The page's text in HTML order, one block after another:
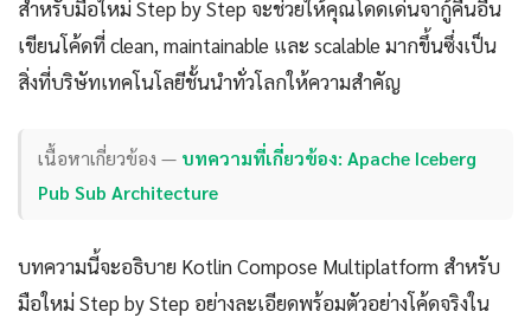
สำหรับมือใหม่ Step by Step จะช่วยให้คุณโดดเด่นจากู้คืนอื่น
เขียนโค้ดที่ clean, maintainable และ scalable มากขึ้นซึ่งเป็น
สิ่งที่บริษัทเทคโนโลยีชั้นนำทั่วโลกให้ความสำคัญ
เนื้อหาเกี่ยวข้อง — บทความที่เกี่ยวข้อง: Apache Iceberg
Pub Sub Architecture
บทความนี้จะอธิบาย Kotlin Compose Multiplatform สำหรับ
มือใหม่ Step by Step อย่างละเอียดพร้อมตัวอย่างโค้ดจริงใน